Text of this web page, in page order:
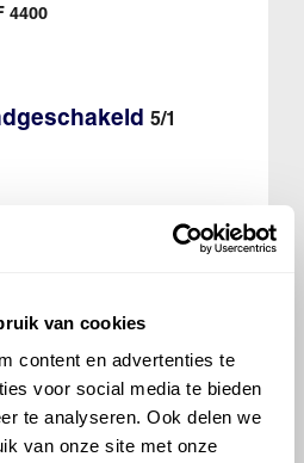
van cookies
content en advertenties te
voor social media te bieden
te analyseren. Ook delen we
van onze site met onze
4400
5/1
S 80W90
60000 km/ 48 maanden